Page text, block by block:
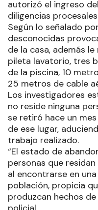
autorizó el ingreso
diligencias
Según lo señalado
desconocidas
de la casa, además
pileta lavatorio, tres
de la piscina, 10
25 metros de cable
Los investigadores
no reside ninguna
se retiró hace un
de ese lugar,
trabajo realizado.
“El estado de
personas que
al encontrarse en
población, propicia
produzcan hechos